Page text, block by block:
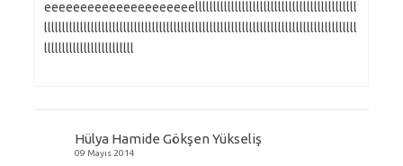
eeeeeeeeeeeeeeeeeeeeelllllllllllllllllllllllllllllllllllllllllllll
lllllllllllllllllllllllllllllllllllllllllllllllllllllllllllllllllllllllllllllllllllllll
lllllllllllllllllllllllll
Hülya Hamide Gökşen Yükseliş
09 Mayıs 2014